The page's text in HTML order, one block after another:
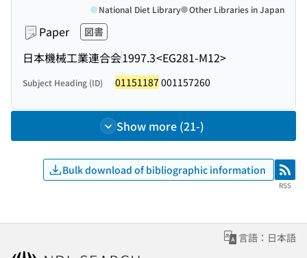
Paper 図書
日本機械工業連合会1997.3<EG281-M12>
National Diet Library Other Libraries in Japan
Subject Heading (ID) 01151187 001157260
Show more (21-)
Bulk download of bibliographic information RSS
RSS
言語：日本語